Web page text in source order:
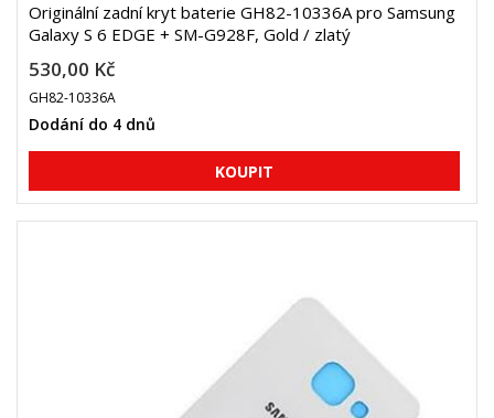
Originální zadní kryt baterie GH82-10336A pro Samsung
Galaxy S 6 EDGE + SM-G928F, Gold / zlatý
530,00 Kč
GH82-10336A
Dodání do 4 dnů